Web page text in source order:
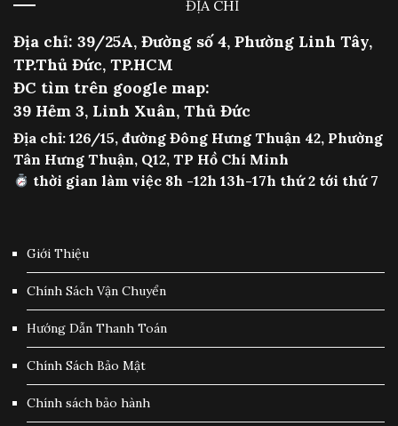
ĐỊA CHỈ
Địa chỉ: 39/25A, Đường số 4, Phường Linh Tây,
TP.Thủ Đức, TP.HCM
ĐC tìm trên google map:
39 Hẻm 3, Linh Xuân, Thủ Đức
Địa chỉ: 126/15, đường Đông Hưng Thuận 42, Phường
Tân Hưng Thuận, Q12, TP Hồ Chí Minh
thời gian làm việc 8h -12h 13h-17h thứ 2 tới thứ 7
Giới Thiệu
Chính Sách Vận Chuyển
Hướng Dẫn Thanh Toán
Chính Sách Bảo Mật
Chính sách bảo hành